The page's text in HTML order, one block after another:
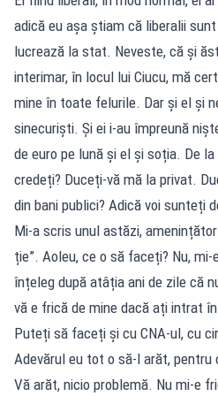
adică eu așa știam că liberalii
lucrează la stat. Neveste, că și
interimar, în locul lui Ciucu, mă
mine în toate felurile. Dar și el și
sinecuriști. Și ei i-au împreună
de euro pe lună și el și soția. De
credeți? Duceți-vă mă la privat.
din bani publici? Adică voi sunteți
Mi-a scris unul astăzi,
ție”. Aoleu, ce o să faceți? Nu, mi-
înțeleg după atâția ani de zile că
vă e frică de mine dacă ați intrat
Puteți să faceți și cu CNA-ul, cu
Adevărul eu tot o să-l arăt, pentru
Vă arăt, nicio problemă. Nu mi-e